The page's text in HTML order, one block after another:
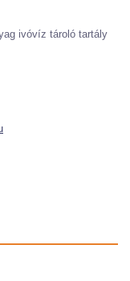
ivóvíz tároló tartály